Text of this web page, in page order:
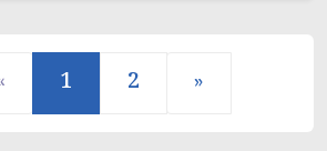
1 2 »